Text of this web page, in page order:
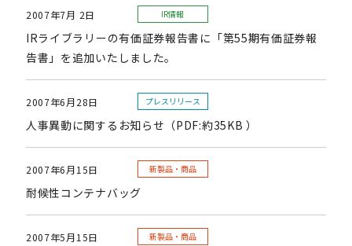
2007年7月 2日 IR情報
IRライブラリーの有価証券報告書に「第55期有価証券報
告書」を追加いたしました。
2007年6月28日 プレスリリース
人事異動に関するお知らせ（PDF:約35KB ）
2007年6月15日 新製品・商品
耐候性コンテナバッグ
2007年5月15日 新製品・商品